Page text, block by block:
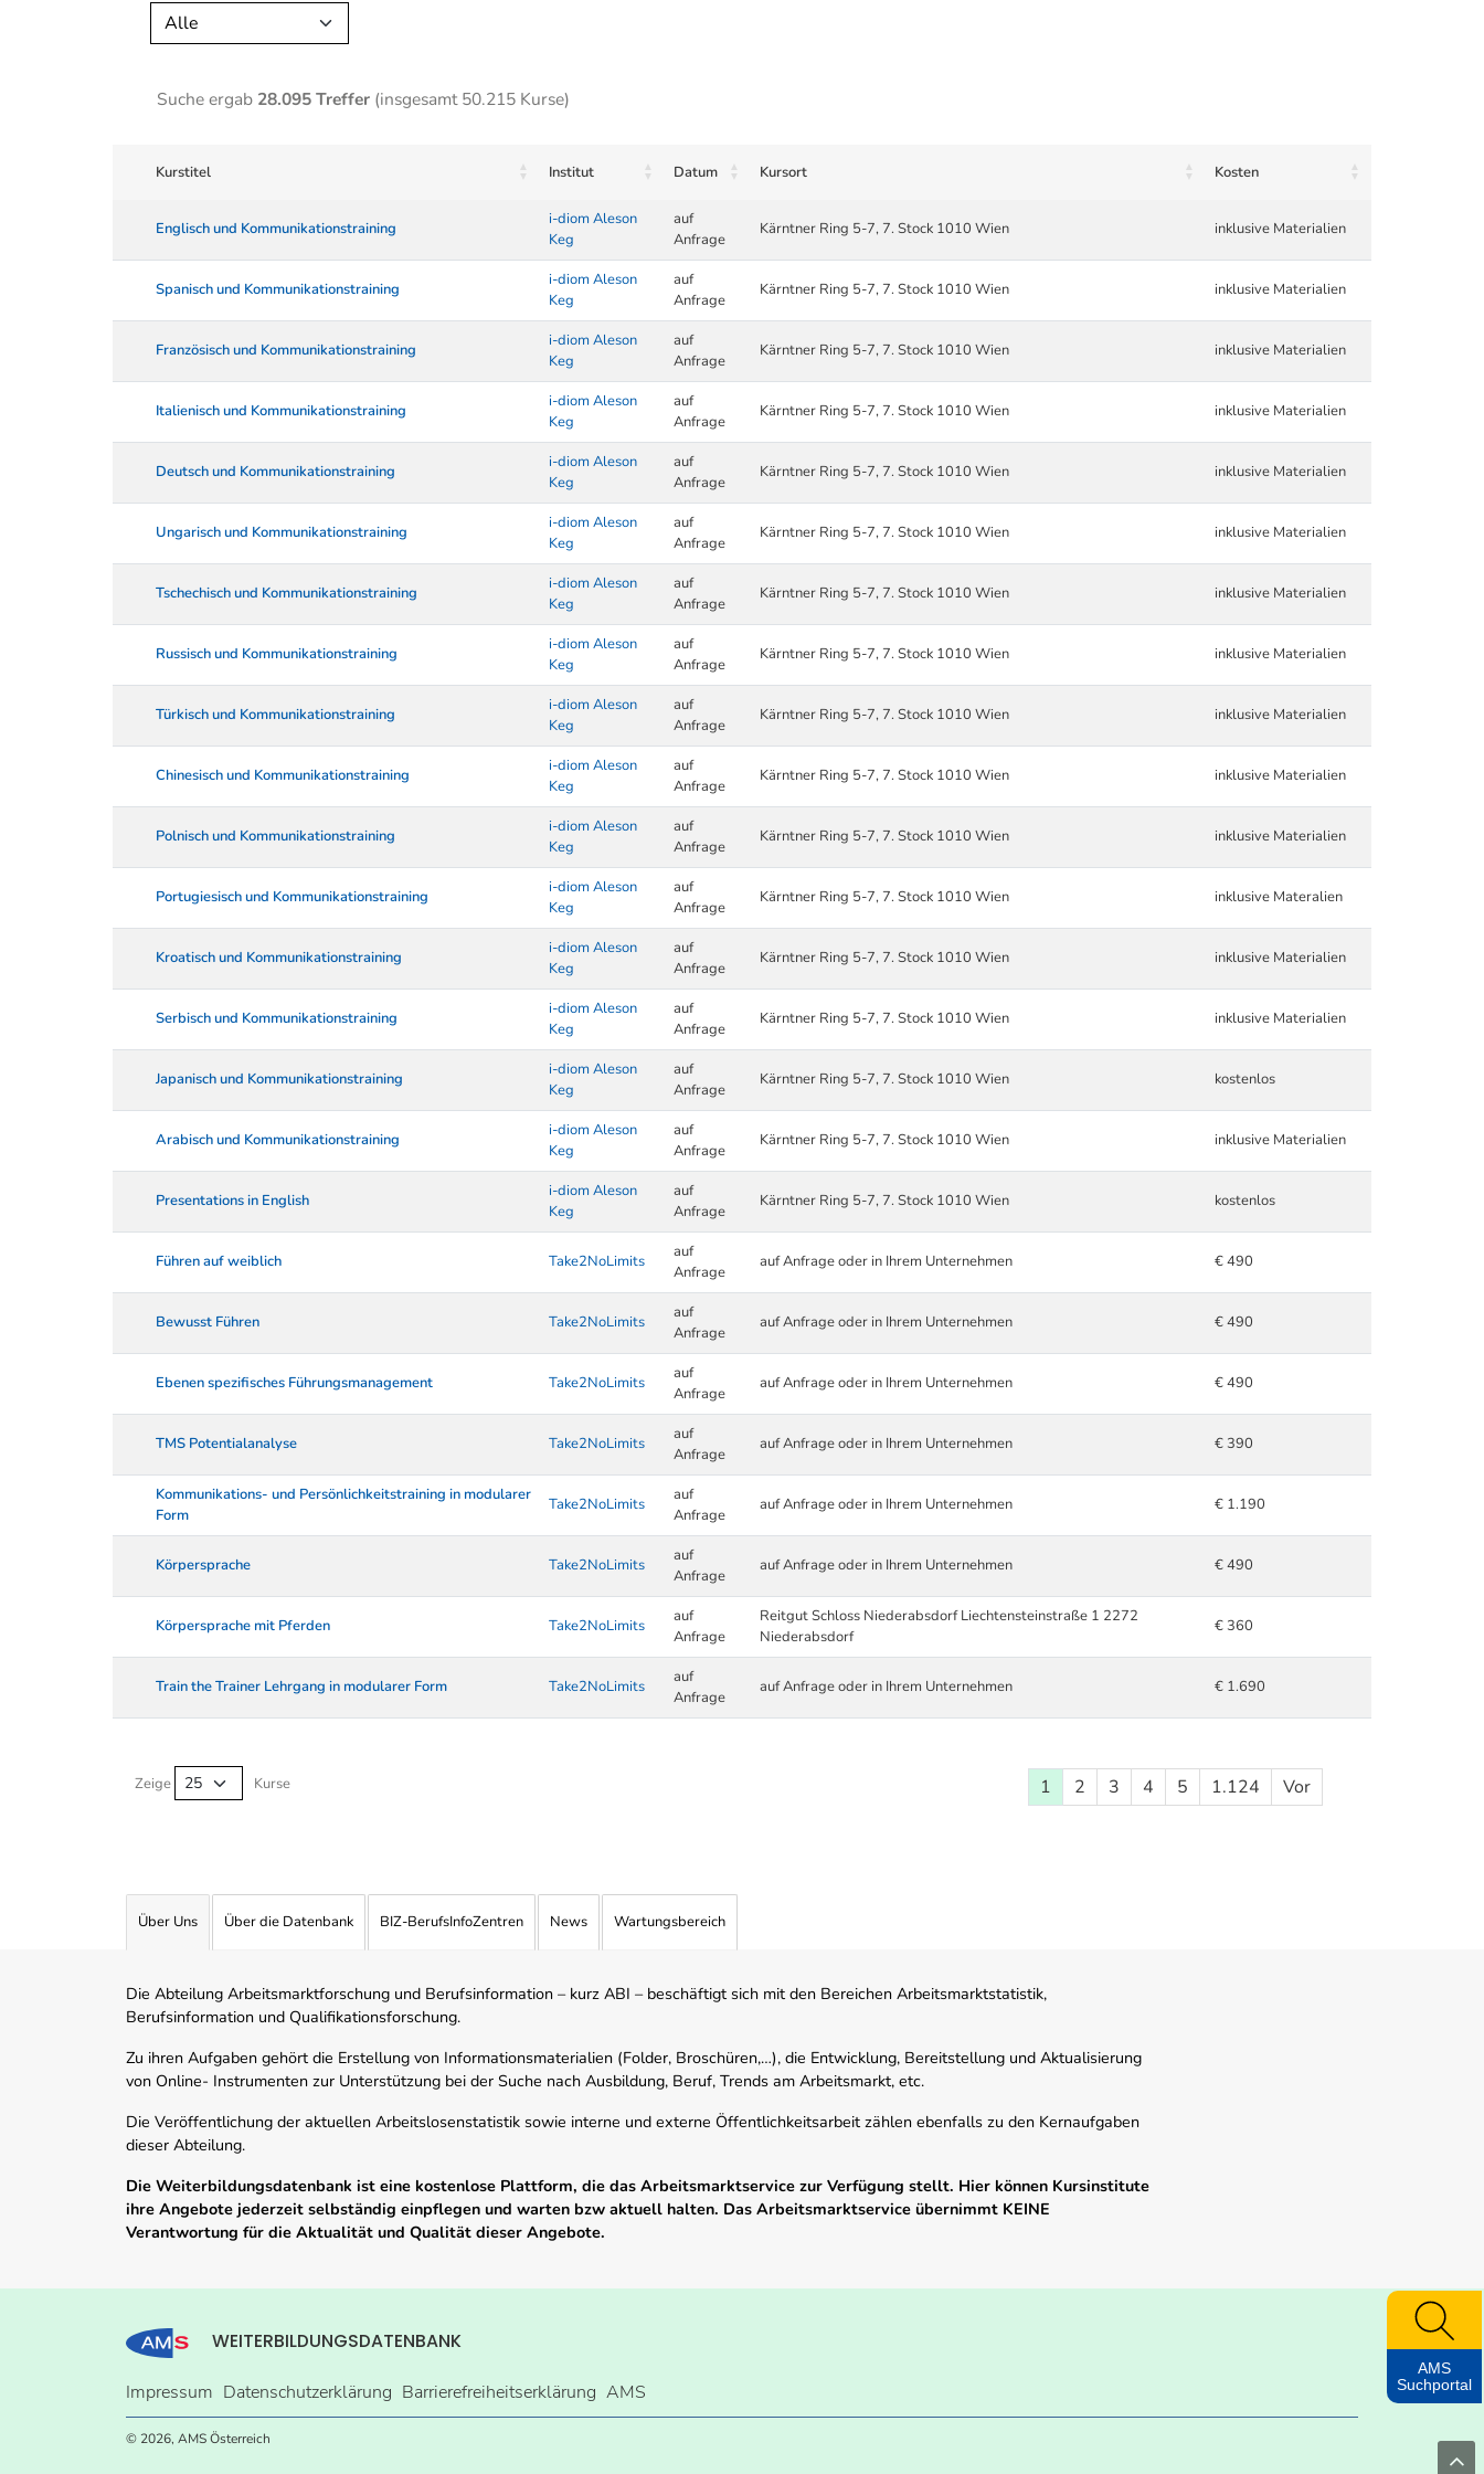
Alle
Suche ergab 28.095 Treffer (insgesamt 50.215 Kurse)
Kurstitel Institut Datum Kursort Kosten
Englisch und Kommunikationstraining
i-diom Aleson
Keg
auf
Anfrage
Kärntner Ring 5-7, 7. Stock 1010 Wien inklusive Materialien
Spanisch und Kommunikationstraining
i-diom Aleson
Keg
auf
Anfrage
Kärntner Ring 5-7, 7. Stock 1010 Wien inklusive Materialien
Französisch und Kommunikationstraining
i-diom Aleson
Keg
auf
Anfrage
Kärntner Ring 5-7, 7. Stock 1010 Wien inklusive Materialien
Italienisch und Kommunikationstraining
i-diom Aleson
Keg
auf
Anfrage
Kärntner Ring 5-7, 7. Stock 1010 Wien inklusive Materialien
Deutsch und Kommunikationstraining
i-diom Aleson
Keg
auf
Anfrage
Kärntner Ring 5-7, 7. Stock 1010 Wien inklusive Materialien
Ungarisch und Kommunikationstraining
i-diom Aleson
Keg
auf
Anfrage
Kärntner Ring 5-7, 7. Stock 1010 Wien inklusive Materialien
Tschechisch und Kommunikationstraining
i-diom Aleson
Keg
auf
Anfrage
Kärntner Ring 5-7, 7. Stock 1010 Wien inklusive Materialien
Russisch und Kommunikationstraining
i-diom Aleson
Keg
auf
Anfrage
Kärntner Ring 5-7, 7. Stock 1010 Wien inklusive Materialien
Türkisch und Kommunikationstraining
i-diom Aleson
Keg
auf
Anfrage
Kärntner Ring 5-7, 7. Stock 1010 Wien inklusive Materialien
Chinesisch und Kommunikationstraining
i-diom Aleson
Keg
auf
Anfrage
Kärntner Ring 5-7, 7. Stock 1010 Wien inklusive Materialien
Polnisch und Kommunikationstraining
i-diom Aleson
Keg
auf
Anfrage
Kärntner Ring 5-7, 7. Stock 1010 Wien inklusive Materialien
Portugiesisch und Kommunikationstraining
i-diom Aleson
Keg
auf
Anfrage
Kärntner Ring 5-7, 7. Stock 1010 Wien inklusive Materalien
Kroatisch und Kommunikationstraining
i-diom Aleson
Keg
auf
Anfrage
Kärntner Ring 5-7, 7. Stock 1010 Wien inklusive Materialien
Serbisch und Kommunikationstraining
i-diom Aleson
Keg
auf
Anfrage
Kärntner Ring 5-7, 7. Stock 1010 Wien inklusive Materialien
Japanisch und Kommunikationstraining
i-diom Aleson
Keg
auf
Anfrage
Kärntner Ring 5-7, 7. Stock 1010 Wien kostenlos
Arabisch und Kommunikationstraining
i-diom Aleson
Keg
auf
Anfrage
Kärntner Ring 5-7, 7. Stock 1010 Wien inklusive Materialien
Presentations in English
i-diom Aleson
Keg
auf
Anfrage
Kärntner Ring 5-7, 7. Stock 1010 Wien kostenlos
Führen auf weiblich Take2NoLimits
auf
Anfrage
auf Anfrage oder in Ihrem Unternehmen € 490
Bewusst Führen Take2NoLimits
auf
Anfrage
auf Anfrage oder in Ihrem Unternehmen € 490
Ebenen spezifisches Führungsmanagement Take2NoLimits
auf
Anfrage
auf Anfrage oder in Ihrem Unternehmen € 490
TMS Potentialanalyse Take2NoLimits
auf
Anfrage
auf Anfrage oder in Ihrem Unternehmen € 390
Kommunikations- und Persönlichkeitstraining in modularer
Form
Take2NoLimits
auf
Anfrage
auf Anfrage oder in Ihrem Unternehmen € 1.190
Körpersprache Take2NoLimits
auf
Anfrage
auf Anfrage oder in Ihrem Unternehmen € 490
Körpersprache mit Pferden Take2NoLimits
auf
Anfrage
Reitgut Schloss Niederabsdorf Liechtensteinstraße 1 2272
Niederabsdorf
€ 360
Train the Trainer Lehrgang in modularer Form Take2NoLimits
auf
Anfrage
auf Anfrage oder in Ihrem Unternehmen € 1.690
Zeige Kurse 1 2 3 4 5 1.124 Vor
Über Uns Über die Datenbank BIZ-BerufsInfoZentren News Wartungsbereich
Die Abteilung Arbeitsmarktforschung und Berufsinformation – kurz ABI – beschäftigt sich mit den Bereichen Arbeitsmarktstatistik,
Berufsinformation und Qualifikationsforschung.
Zu ihren Aufgaben gehört die Erstellung von Informationsmaterialien (Folder, Broschüren,…), die Entwicklung, Bereitstellung und Aktualisierung
von Online- Instrumenten zur Unterstützung bei der Suche nach Ausbildung, Beruf, Trends am Arbeitsmarkt, etc.
Die Veröffentlichung der aktuellen Arbeitslosenstatistik sowie interne und externe Öffentlichkeitsarbeit zählen ebenfalls zu den Kernaufgaben
dieser Abteilung.
Die Weiterbildungsdatenbank ist eine kostenlose Plattform, die das Arbeitsmarktservice zur Verfügung stellt. Hier können Kursinstitute
ihre Angebote jederzeit selbständig einpflegen und warten bzw aktuell halten. Das Arbeitsmarktservice übernimmt KEINE
Verantwortung für die Aktualität und Qualität dieser Angebote.
WEITERBILDUNGSDATENBANK
Impressum Datenschutzerklärung Barrierefreiheitserklärung AMS
© 2026, AMS Österreich
AMS
Suchportal